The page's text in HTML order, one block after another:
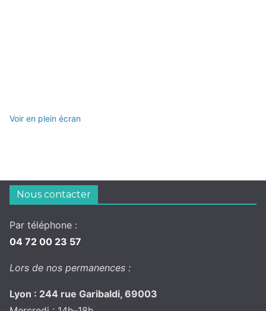
Voir en plein écran
Nous contacter
Par téléphone :
04 72 00 23 57
Lors de nos permanences :
Lyon : 244 rue Garibaldi, 69003